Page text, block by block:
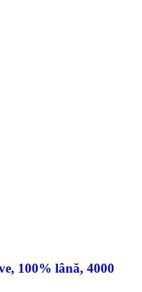
100% lână, 4000